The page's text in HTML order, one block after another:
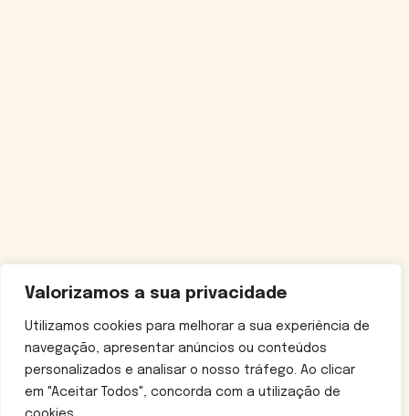
Valorizamos a sua privacidade
Utilizamos cookies para melhorar a sua experiência de
navegação, apresentar anúncios ou conteúdos
personalizados e analisar o nosso tráfego. Ao clicar
em "Aceitar Todos", concorda com a utilização de